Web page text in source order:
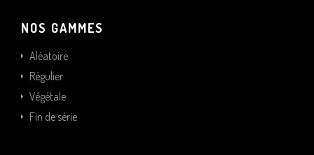
NOS GAMMES
Aléatoire
Régulier
Végétale
Fin de série